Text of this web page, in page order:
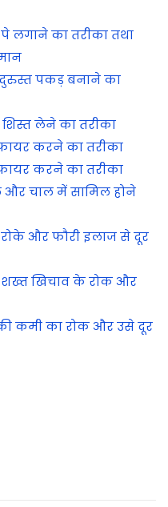
पे लगाने का तरीका तथा
दुरुस्त पकड़ बनाने का
शिस्त लेने का तरीका
फायर करने का तरीका
फायर करने का तरीका
और चाल में सामिल होने
और फौरी इलाज से दूर
खिचाव के रोक और
कमी का रोक और उसे दूर